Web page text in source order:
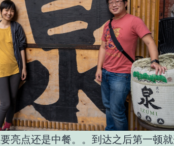
亮点还是中餐。。到达之后第一顿